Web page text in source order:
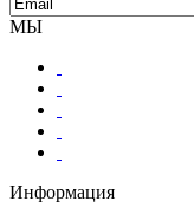
МЫ
Информация